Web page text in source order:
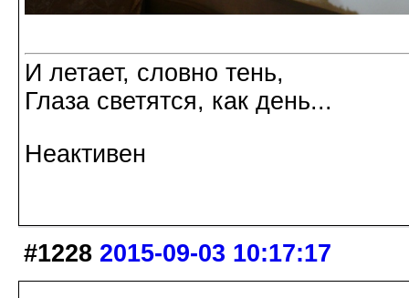
И летает, словно тень,
Глаза светятся, как день...
Неактивен
#1228 2015-09-03 10:17:17